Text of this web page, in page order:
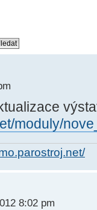
moduly/
8:02 pm